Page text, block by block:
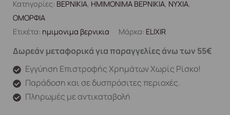
Κατηγορίες: ΒΕΡΝΙΚΙΑ, ΗΜΙΜΟΝΙΜΑ ΒΕΡΝΙΚΙΑ, ΝΥΧΙΑ,
ΟΜΟΡΦΙΑ
Ετικέτα: ημιμονιμα βερνικια Μάρκα: ELIXIR
Δωρεάν μεταφορικά για παραγγελίες άνω των 55€
Εγγύηση Επιστροφής Χρημάτων Χωρίς Ρίσκο!
Παράδοση και σε δυσπρόσιτες περιοχές.
Πληρωμές με αντικαταβολή